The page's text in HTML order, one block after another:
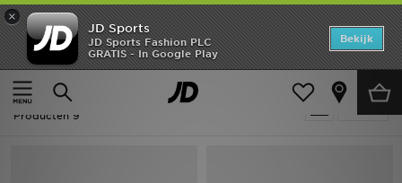
×
JD Sports
JD Sports Fashion PLC
GRATIS - In Google Play
Bekijk
Thuis
Dames
Dames - Adidas Originals Samba
Producten 9
Home
Offers
New In